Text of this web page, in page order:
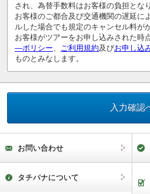
され、為替手数料はお客様の負担とな
お客様のご都合及び交通機関の遅延に
ルした場合でも規定のキャンセル料が
お客様がツアーをお申し込みされた時
―ポリシー
ご利用規約及びお申し込
ものとみなします。
お問い合わせ
タチバナについて